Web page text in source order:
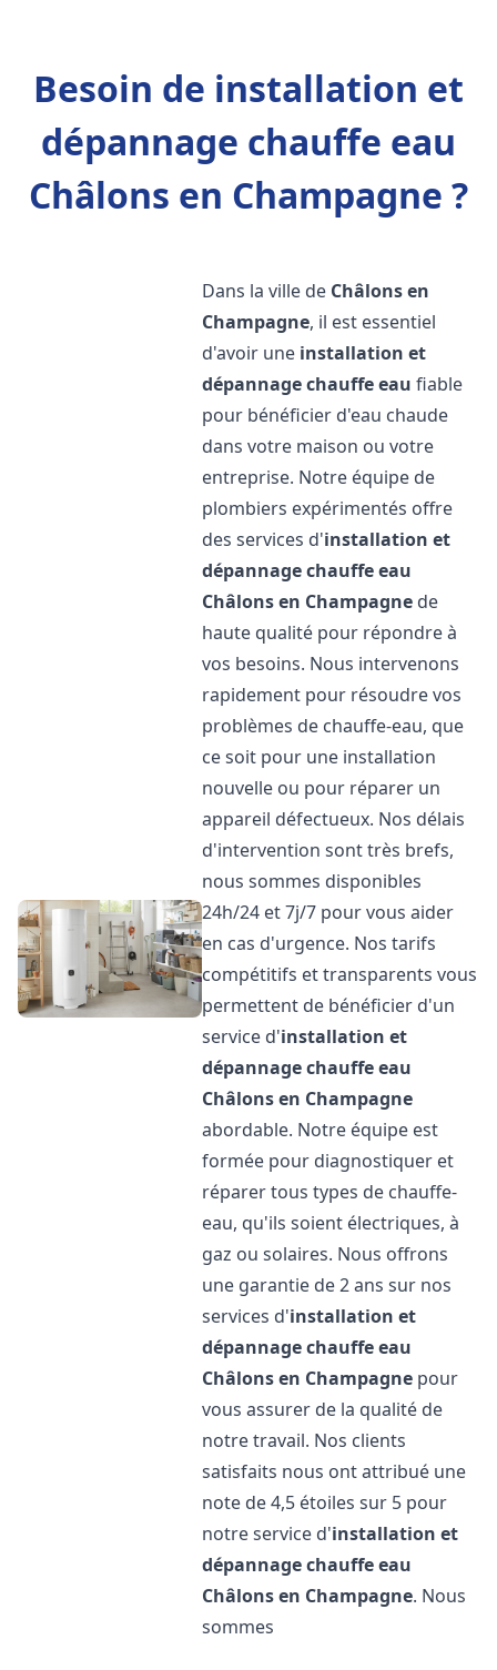
Besoin de installation et
dépannage chauffe eau
Châlons en Champagne ?
Dans la ville de Châlons en
Champagne, il est essentiel
d'avoir une installation et
dépannage chauffe eau fiable
pour bénéficier d'eau chaude
dans votre maison ou votre
entreprise. Notre équipe de
plombiers expérimentés offre
des services d'installation et
dépannage chauffe eau
Châlons en Champagne de
haute qualité pour répondre à
vos besoins. Nous intervenons
rapidement pour résoudre vos
problèmes de chauffe-eau, que
ce soit pour une installation
nouvelle ou pour réparer un
appareil défectueux. Nos délais
d'intervention sont très brefs,
nous sommes disponibles
24h/24 et 7j/7 pour vous aider
en cas d'urgence. Nos tarifs
compétitifs et transparents vous
permettent de bénéficier d'un
service d'installation et
dépannage chauffe eau
Châlons en Champagne
abordable. Notre équipe est
formée pour diagnostiquer et
réparer tous types de chauffe-
eau, qu'ils soient électriques, à
gaz ou solaires. Nous offrons
une garantie de 2 ans sur nos
services d'installation et
dépannage chauffe eau
Châlons en Champagne pour
vous assurer de la qualité de
notre travail. Nos clients
satisfaits nous ont attribué une
note de 4,5 étoiles sur 5 pour
notre service d'installation et
dépannage chauffe eau
Châlons en Champagne. Nous
sommes